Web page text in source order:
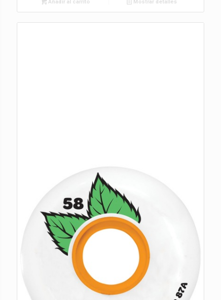
Añadir al carrito Mostrar detalles